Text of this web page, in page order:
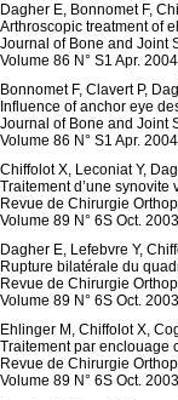
Dagher E, Bonnomet F,
Arthroscopic treatment of
Journal of Bone and Joint
Volume 86 N° S1 Apr.
Bonnomet F, Clavert P,
Influence of anchor eye
Journal of Bone and Joint
Volume 86 N° S1 Apr.
Chiffolot X, Leconiat Y,
Traitement d’une
Revue de Chirurgie
Volume 89 N° 6S Oct.
Dagher E, Lefebvre Y,
Rupture bilatérale du
Revue de Chirurgie
Volume 89 N° 6S Oct.
Ehlinger M, Chiffolot X,
Traitement par enclouage
Revue de Chirurgie
Volume 89 N° 6S Oct.